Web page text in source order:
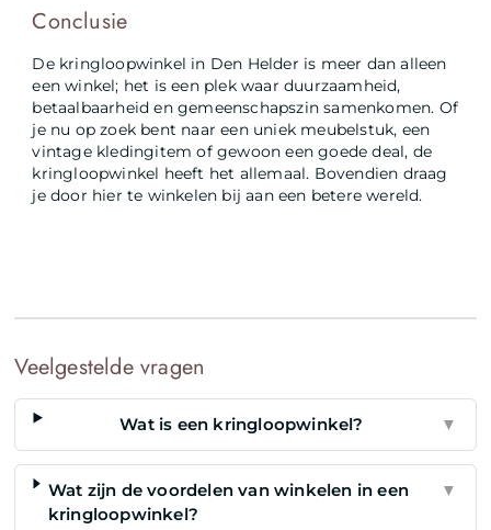
Conclusie
De kringloopwinkel in Den Helder is meer dan alleen
een winkel; het is een plek waar duurzaamheid,
betaalbaarheid en gemeenschapszin samenkomen. Of
je nu op zoek bent naar een uniek meubelstuk, een
vintage kledingitem of gewoon een goede deal, de
kringloopwinkel heeft het allemaal. Bovendien draag
je door hier te winkelen bij aan een betere wereld.
Veelgestelde vragen
Wat is een kringloopwinkel? ▼
Wat zijn de voordelen van winkelen in een
kringloopwinkel?
▼